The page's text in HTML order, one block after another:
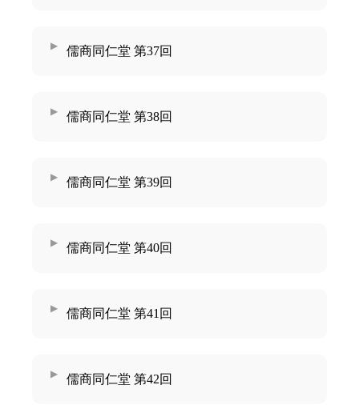
儒商同仁堂 第37回
儒商同仁堂 第38回
儒商同仁堂 第39回
儒商同仁堂 第40回
儒商同仁堂 第41回
儒商同仁堂 第42回